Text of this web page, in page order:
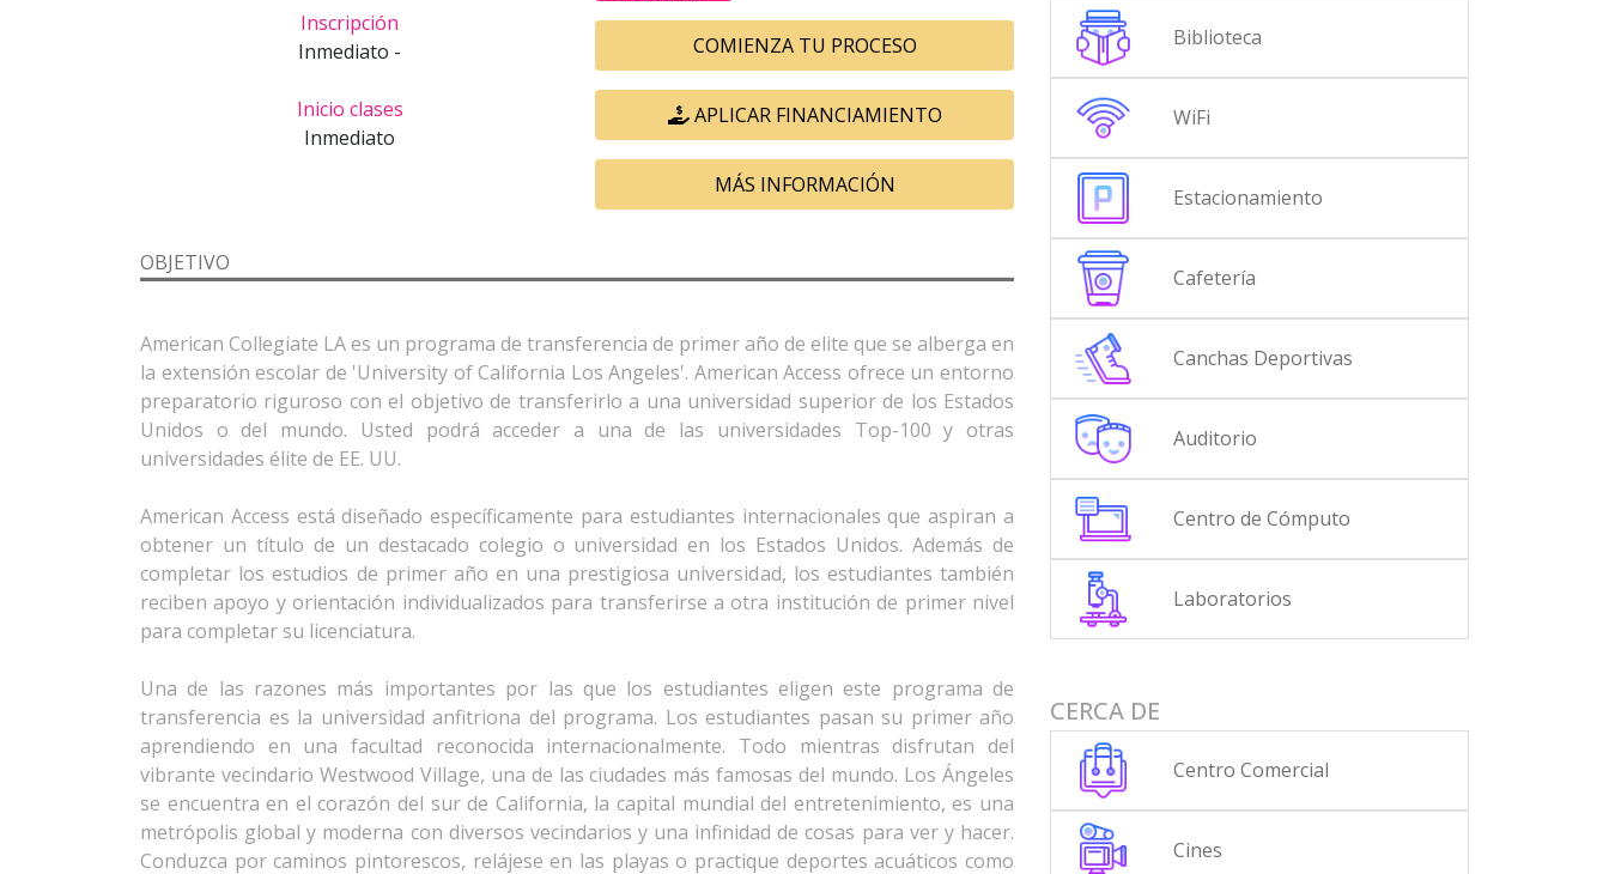
Inscripción
Inmediato -
Inicio clases
Inmediato
COMIENZA TU PROCESO
APLICAR FINANCIAMIENTO
MÁS INFORMACIÓN
OBJETIVO
American Collegiate LA es un programa de transferencia de primer año de elite que se alberga en
la extensión escolar de 'University of California Los Angeles'. American Access ofrece un entorno
preparatorio riguroso con el objetivo de transferirlo a una universidad superior de los Estados
Unidos o del mundo. Usted podrá acceder a una de las universidades Top-100 y otras
universidades élite de EE. UU.
American Access está diseñado específicamente para estudiantes internacionales que aspiran a
obtener un título de un destacado colegio o universidad en los Estados Unidos. Además de
completar los estudios de primer año en una prestigiosa universidad, los estudiantes también
reciben apoyo y orientación individualizados para transferirse a otra institución de primer nivel
para completar su licenciatura.
Una de las razones más importantes por las que los estudiantes eligen este programa de
transferencia es la universidad anfitriona del programa. Los estudiantes pasan su primer año
aprendiendo en una facultad reconocida internacionalmente. Todo mientras disfrutan del
vibrante vecindario Westwood Village, una de las ciudades más famosas del mundo. Los Ángeles
se encuentra en el corazón del sur de California, la capital mundial del entretenimiento, es una
metrópolis global y moderna con diversos vecindarios y una infinidad de cosas para ver y hacer.
Conduzca por caminos pintorescos, relájese en las playas o practique deportes acuáticos como
Biblioteca
WiFi
Estacionamiento
Cafetería
Canchas Deportivas
Auditorio
Centro de Cómputo
Laboratorios
CERCA DE
Centro Comercial
Cines